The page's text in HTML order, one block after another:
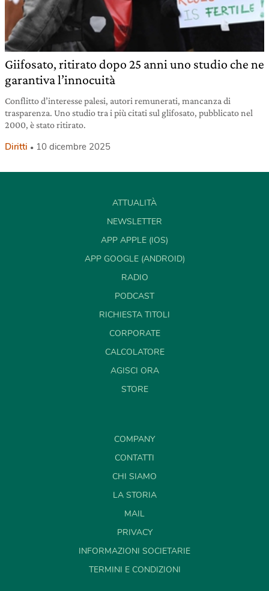
Giifosato, ritirato dopo 25 anni uno studio che ne
garantiva l’innocuità
Conflitto d’interesse palesi, autori remunerati, mancanza di
trasparenza. Uno studio tra i più citati sul glifosato, pubblicato nel
2000, è stato ritirato.
Diritti 10 dicembre 2025
ATTUALITÀ
NEWSLETTER
APP APPLE (IOS)
APP GOOGLE (ANDROID)
RADIO
PODCAST
RICHIESTA TITOLI
CORPORATE
CALCOLATORE
AGISCI ORA
STORE
COMPANY
CONTATTI
CHI SIAMO
LA STORIA
MAIL
PRIVACY
INFORMAZIONI SOCIETARIE
TERMINI E CONDIZIONI